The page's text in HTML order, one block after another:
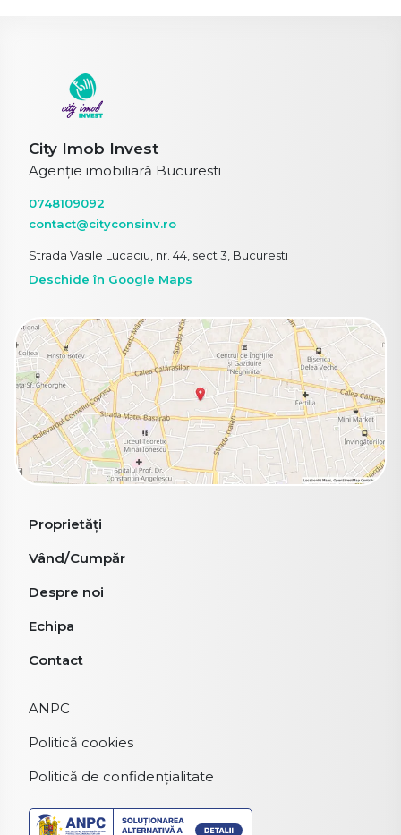
City Imob Invest
Agenție imobiliară Bucuresti
0748109092
contact@cityconsinv.ro
Strada Vasile Lucaciu, nr. 44, sect 3, Bucuresti
Deschide în Google Maps
Proprietăți
Vând/Cumpăr
Despre noi
Echipa
Contact
ANPC
Politică cookies
Politică de confidențialitate